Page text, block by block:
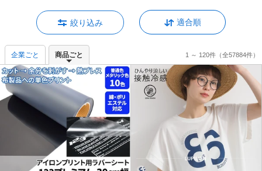
絞り込み 適合順
企業ごと 商品ごと 1 ～ 120件（全57884件）